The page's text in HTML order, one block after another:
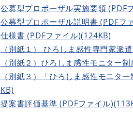
公募型プロポーザル実施要領 (PDF
公募型プロポーザル説明書 (PDFフ
仕様書 (PDFファイル)(124KB)
（別紙１） ひろしま感性専門家派
（別紙２）ひろしま感性モニター
（別紙３）「ひろしま感性モニタ
KB)
提案書評価基準 (PDFファイル